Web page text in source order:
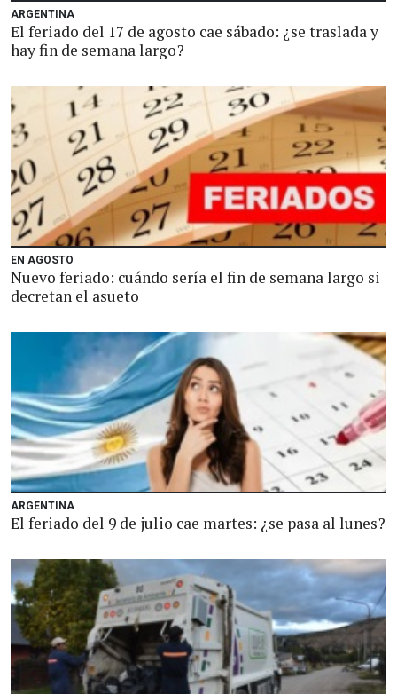
ARGENTINA
El feriado del 17 de agosto cae sábado: ¿se traslada y
hay fin de semana largo?
EN AGOSTO
Nuevo feriado: cuándo sería el fin de semana largo si
decretan el asueto
ARGENTINA
El feriado del 9 de julio cae martes: ¿se pasa al lunes?